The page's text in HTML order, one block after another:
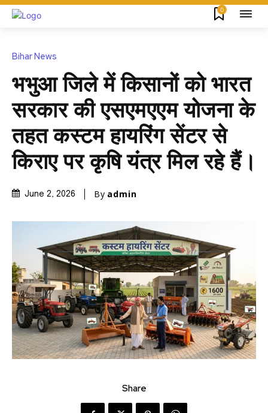
0
Bihar News
भभुआ जिले में किसानों को भारत
सरकार की एसएमएएम योजना के
तहत कस्टम हायरिंग सेंटर से
किराए पर कृषि यंत्र मिल रहे हैं।
June 2, 2026 By admin
Share